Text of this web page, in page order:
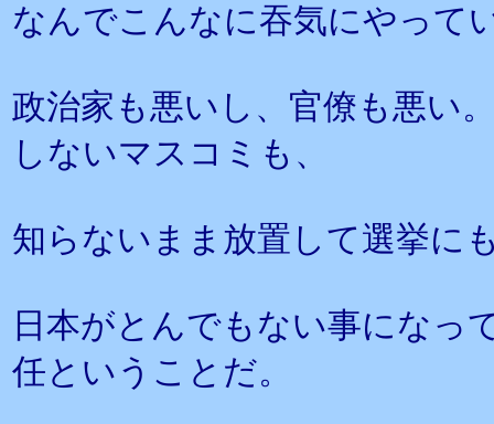
なんでこんなに吞気にやって
政治家も悪いし、官僚も悪い
しないマスコミも、
知らないまま放置して選挙に
日本がとんでもない事になっ
任ということだ。